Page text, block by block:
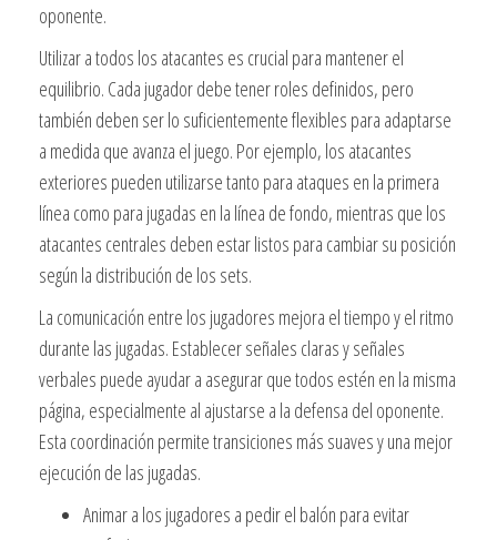
oponente.
Utilizar a todos los atacantes es crucial para mantener el
equilibrio. Cada jugador debe tener roles definidos, pero
también deben ser lo suficientemente flexibles para adaptarse
a medida que avanza el juego. Por ejemplo, los atacantes
exteriores pueden utilizarse tanto para ataques en la primera
línea como para jugadas en la línea de fondo, mientras que los
atacantes centrales deben estar listos para cambiar su posición
según la distribución de los sets.
La comunicación entre los jugadores mejora el tiempo y el ritmo
durante las jugadas. Establecer señales claras y señales
verbales puede ayudar a asegurar que todos estén en la misma
página, especialmente al ajustarse a la defensa del oponente.
Esta coordinación permite transiciones más suaves y una mejor
ejecución de las jugadas.
Animar a los jugadores a pedir el balón para evitar